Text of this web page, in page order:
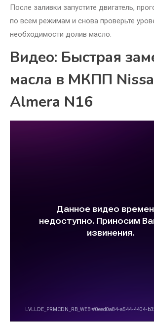
После заливки запустите двигатель,
по всем режимам и снова проверьте
необходимости долив масло.
Видео: Быстрая
масла в МКПП
Almera N16